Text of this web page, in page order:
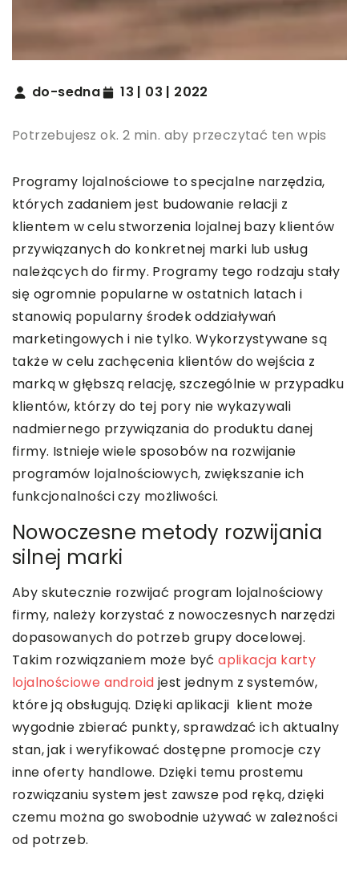
do-sedna 13 | 03 | 2022
Potrzebujesz ok. 2 min. aby przeczytać ten wpis
Programy lojalnościowe to specjalne narzędzia,
których zadaniem jest budowanie relacji z
klientem w celu stworzenia lojalnej bazy klientów
przywiązanych do konkretnej marki lub usług
należących do firmy. Programy tego rodzaju stały
się ogromnie popularne w ostatnich latach i
stanowią popularny środek oddziaływań
marketingowych i nie tylko. Wykorzystywane są
także w celu zachęcenia klientów do wejścia z
marką w głębszą relację, szczególnie w przypadku
klientów, którzy do tej pory nie wykazywali
nadmiernego przywiązania do produktu danej
firmy. Istnieje wiele sposobów na rozwijanie
programów lojalnościowych, zwiększanie ich
funkcjonalności czy możliwości.
Nowoczesne metody rozwijania
silnej marki
Aby skutecznie rozwijać program lojalnościowy
firmy, należy korzystać z nowoczesnych narzędzi
dopasowanych do potrzeb grupy docelowej.
Takim rozwiązaniem może byćaplikacja karty
lojalnościowe android jest jednym z systemów,
które ją obsługują. Dzięki aplikacji klient może
wygodnie zbierać punkty, sprawdzać ich aktualny
stan, jak i weryfikować dostępne promocje czy
inne oferty handlowe. Dzięki temu prostemu
rozwiązaniu system jest zawsze pod ręką, dzięki
czemu można go swobodnie używać w zależności
od potrzeb.